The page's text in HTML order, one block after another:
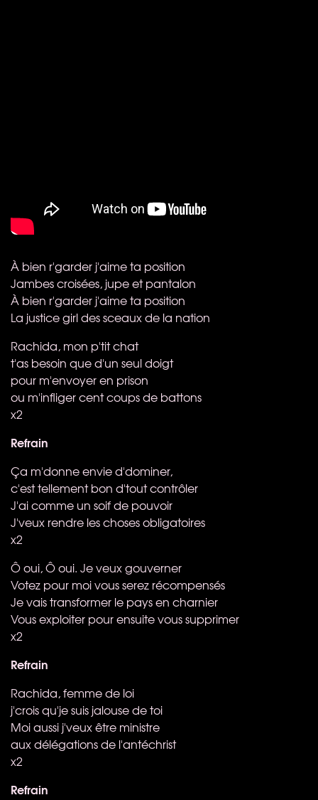
À bien r'garder j'aime ta position
Jambes croisées, jupe et pantalon
À bien r'garder j'aime ta position
La justice girl des sceaux de la nation
Rachida, mon p'tit chat
t'as besoin que d'un seul doigt
pour m'envoyer en prison
ou m'infliger cent coups de battons
x2
Refrain
Ça m'donne envie d'dominer,
c'est tellement bon d'tout contrôler
J'ai comme un soif de pouvoir
J'veux rendre les choses obligatoires
x2
Ô oui, Ô oui. Je veux gouverner
Votez pour moi vous serez récompensés
Je vais transformer le pays en charnier
Vous exploiter pour ensuite vous supprimer
x2
Refrain
Rachida, femme de loi
j'crois qu'je suis jalouse de toi
Moi aussi j'veux être ministre
aux délégations de l'antéchrist
x2
Refrain